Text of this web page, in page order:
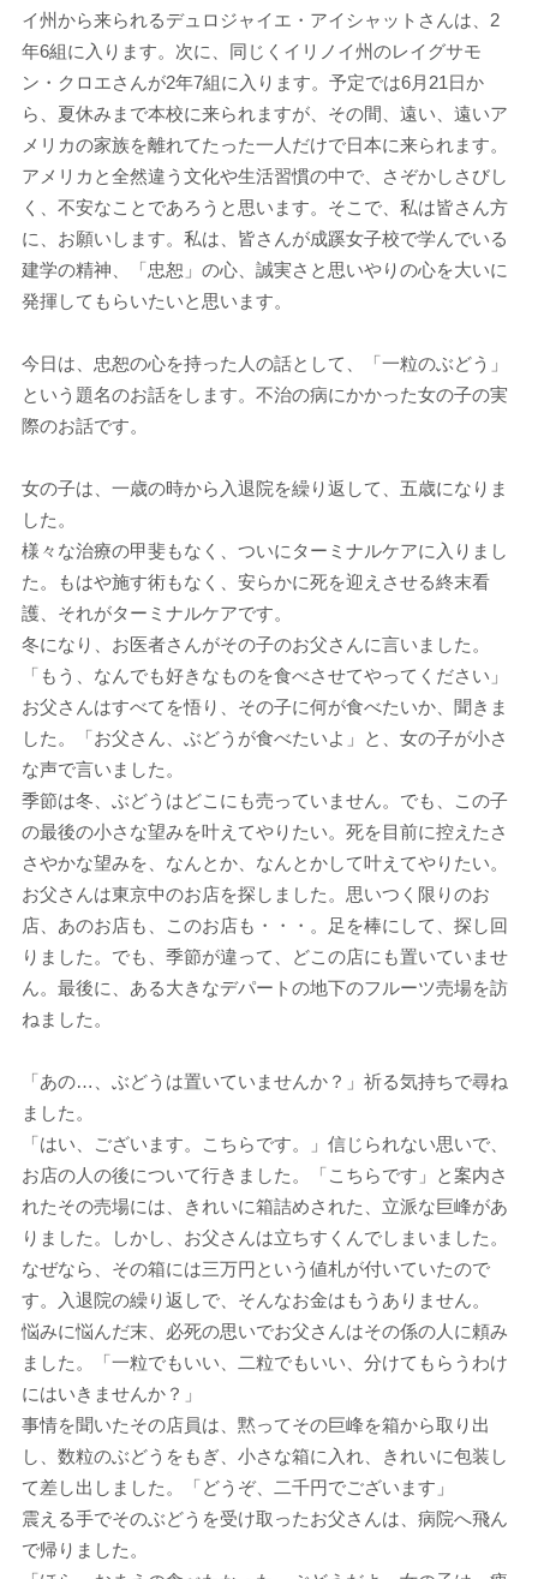
イ州から来られるデュロジャイエ・アイシャットさんは、2
年6組に入ります。次に、同じくイリノイ州のレイグサモ
ン・クロエさんが2年7組に入ります。予定では6月21日か
ら、夏休みまで本校に来られますが、その間、遠い、遠いア
メリカの家族を離れてたった一人だけで日本に来られます。
アメリカと全然違う文化や生活習慣の中で、さぞかしさびし
く、不安なことであろうと思います。そこで、私は皆さん方
に、お願いします。私は、皆さんが成蹊女子校で学んでいる
建学の精神、「忠恕」の心、誠実さと思いやりの心を大いに
発揮してもらいたいと思います。
今日は、忠恕の心を持った人の話として、「一粒のぶどう」
という題名のお話をします。不治の病にかかった女の子の実
際のお話です。
女の子は、一歳の時から入退院を繰り返して、五歳になりま
した。
様々な治療の甲斐もなく、ついにターミナルケアに入りまし
た。もはや施す術もなく、安らかに死を迎えさせる終末看
護、それがターミナルケアです。
冬になり、お医者さんがその子のお父さんに言いました。
「もう、なんでも好きなものを食べさせてやってください」
お父さんはすべてを悟り、その子に何が食べたいか、聞きま
した。「お父さん、ぶどうが食べたいよ」と、女の子が小さ
な声で言いました。
季節は冬、ぶどうはどこにも売っていません。でも、この子
の最後の小さな望みを叶えてやりたい。死を目前に控えたさ
さやかな望みを、なんとか、なんとかして叶えてやりたい。
お父さんは東京中のお店を探しました。思いつく限りのお
店、あのお店も、このお店も・・・。足を棒にして、探し回
りました。でも、季節が違って、どこの店にも置いていませ
ん。最後に、ある大きなデパートの地下のフルーツ売場を訪
ねました。
「あの…、ぶどうは置いていませんか？」祈る気持ちで尋ね
ました。
「はい、ございます。こちらです。」信じられない思いで、
お店の人の後について行きました。「こちらです」と案内さ
れたその売場には、きれいに箱詰めされた、立派な巨峰があ
りました。しかし、お父さんは立ちすくんでしまいました。
なぜなら、その箱には三万円という値札が付いていたので
す。入退院の繰り返しで、そんなお金はもうありません。
悩みに悩んだ末、必死の思いでお父さんはその係の人に頼み
ました。「一粒でもいい、二粒でもいい、分けてもらうわけ
にはいきませんか？」
事情を聞いたその店員は、黙ってその巨峰を箱から取り出
し、数粒のぶどうをもぎ、小さな箱に入れ、きれいに包装し
て差し出しました。「どうぞ、二千円でございます」
震える手でそのぶどうを受け取ったお父さんは、病院へ飛ん
で帰りました。